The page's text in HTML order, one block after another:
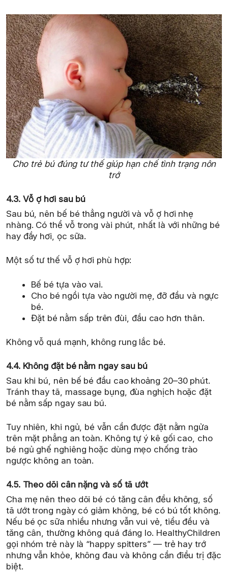
Cho trẻ bú đúng tư thế giúp hạn chế tình trạng nôn
trớ
4.3. Vỗ ợ hơi sau bú
Sau bú, nên bế bé thẳng người và vỗ ợ hơi nhẹ
nhàng. Có thể vỗ trong vài phút, nhất là với những bé
hay đầy hơi, ọc sữa.
Một số tư thế vỗ ợ hơi phù hợp:
Bế bé tựa vào vai.
Cho bé ngồi tựa vào người mẹ, đỡ đầu và ngực
bé.
Đặt bé nằm sấp trên đùi, đầu cao hơn thân.
Không vỗ quá mạnh, không rung lắc bé.
4.4. Không đặt bé nằm ngay sau bú
Sau khi bú, nên bế bé đầu cao khoảng 20–30 phút.
Tránh thay tã, massage bụng, đùa nghịch hoặc đặt
bé nằm sấp ngay sau bú.
Tuy nhiên, khi ngủ, bé vẫn cần được đặt nằm ngửa
trên mặt phẳng an toàn. Không tự ý kê gối cao, cho
bé ngủ ghế nghiêng hoặc dùng mẹo chống trào
ngược không an toàn.
4.5. Theo dõi cân nặng và số tã ướt
Cha mẹ nên theo dõi bé có tăng cân đều không, số
tã ướt trong ngày có giảm không, bé có bú tốt không.
Nếu bé ọc sữa nhiều nhưng vẫn vui vẻ, tiểu đều và
tăng cân, thường không quá đáng lo. HealthyChildren
gọi nhóm trẻ này là “happy spitters” — trẻ hay trớ
nhưng vẫn khỏe, không đau và không cần điều trị đặc
biệt.